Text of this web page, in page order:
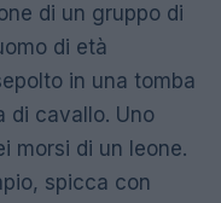
di un gruppo di
di età
in una tomba
di cavallo. Uno
morsi di un leone.
spicca con